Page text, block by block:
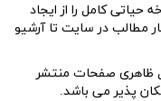
کامل را از ایجاد
مطالب در سایت تا آرشیو
ظاهری صفحات منتشر